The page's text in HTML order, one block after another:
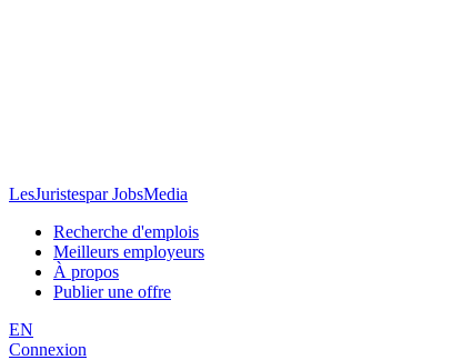
LesJuristespar JobsMedia
Recherche d'emplois
Meilleurs employeurs
À propos
Publier une offre
EN
Connexion